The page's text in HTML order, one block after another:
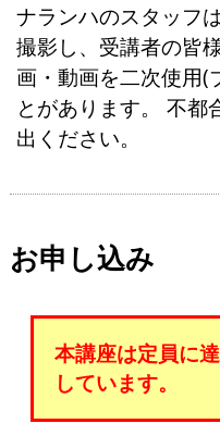
ナランハのスタッフ
撮影し、受講者の皆
画・動画を二次使用(
とがあります。 不都
出ください。
お申し込み
本講座は定員に
しています。